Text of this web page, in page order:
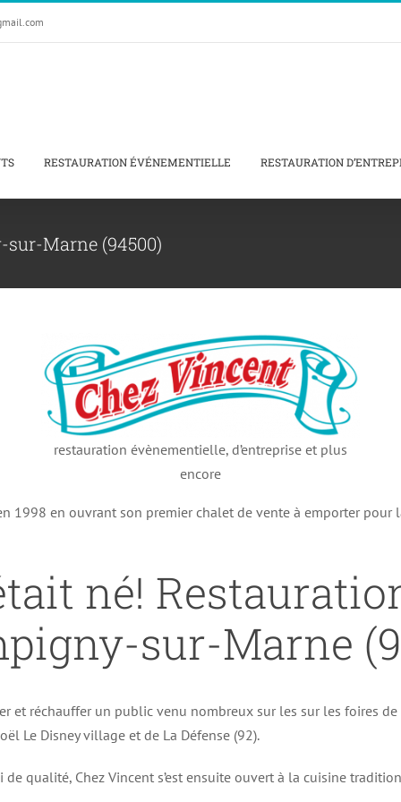
RESTAURATION ÉVÉNEMENTIELLE RESTAURATION
sur-Marne (94500)
restauration évènementielle, d’entreprise et plus
encore
1998 en ouvrant son premier chalet de vente à emporter pour
né!
sur-Marne
et réchauffer un public venu nombreux sur les sur les foires de
Le Disney village et de La Défense (92).
qualité, Chez Vincent s’est ensuite ouvert à la cuisine